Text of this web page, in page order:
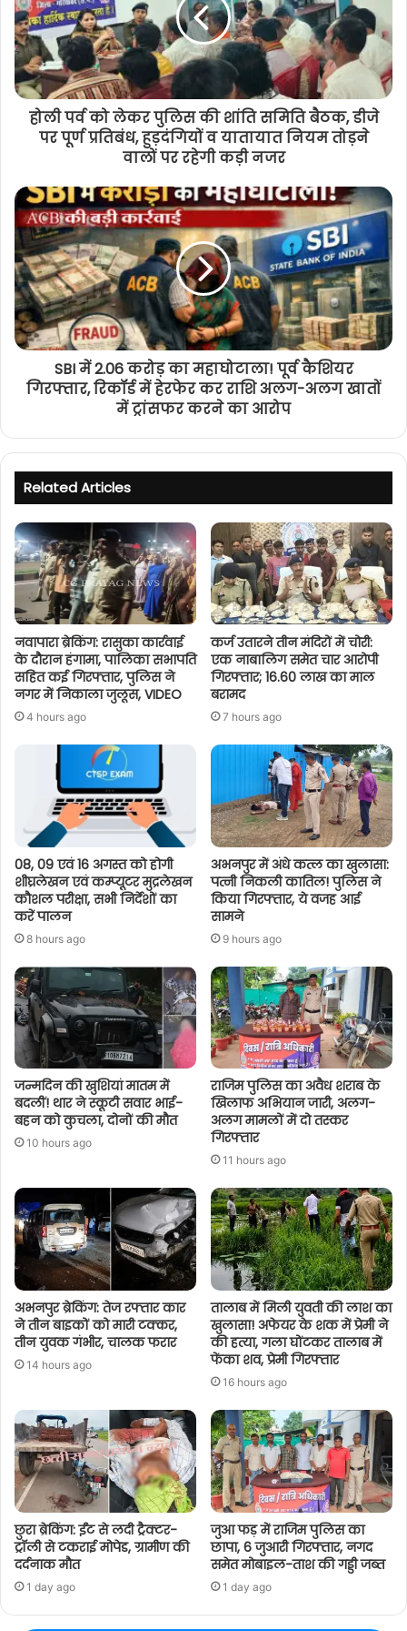
होली पर्व को लेकर पुलिस की शांति समिति बैठक, डीजे
पर पूर्ण प्रतिबंध, हुड़दंगियों व यातायात नियम तोड़ने
वालों पर रहेगी कड़ी नजर
SBI में 2.06 करोड़ का महाघोटाला! पूर्व कैशियर
गिरफ्तार, रिकॉर्ड में हेरफेर कर राशि अलग-अलग खातों
में ट्रांसफर करने का आरोप
Related Articles
नवापारा ब्रेकिंग: रासुका कार्रवाई
के दौरान हंगामा, पालिका सभापति
सहित कई गिरफ्तार, पुलिस ने
नगर में निकाला जुलूस, VIDEO
4 hours ago
कर्ज उतारने तीन मंदिरों में चोरी:
एक नाबालिग समेत चार आरोपी
गिरफ्तार; 16.60 लाख का माल
बरामद
7 hours ago
08, 09 एवं 16 अगस्त को होगी
शीघ्रलेखन एवं कम्प्यूटर मुद्रलेखन
कौशल परीक्षा, सभी निर्देशों का
करें पालन
8 hours ago
अभनपुर में अंधे कत्ल का खुलासा:
पत्नी निकली कातिल! पुलिस ने
किया गिरफ्तार, ये वजह आई
सामने
9 hours ago
जन्मदिन की खुशियां मातम में
बदलीं! थार ने स्कूटी सवार भाई-
बहन को कुचला, दोनों की मौत
10 hours ago
राजिम पुलिस का अवैध शराब के
खिलाफ अभियान जारी, अलग-
अलग मामलों में दो तस्कर
गिरफ्तार
11 hours ago
अभनपुर ब्रेकिंग: तेज रफ्तार कार
ने तीन बाइकों को मारी टक्कर,
तीन युवक गंभीर, चालक फरार
14 hours ago
तालाब में मिली युवती की लाश का
खुलासा! अफेयर के शक में प्रेमी ने
की हत्या, गला घोंटकर तालाब में
फेंका शव, प्रेमी गिरफ्तार
16 hours ago
छुरा ब्रेकिंग: ईंट से लदी ट्रैक्टर-
ट्रॉली से टकराई मोपेड, ग्रामीण की
दर्दनाक मौत
1 day ago
जुआ फड़ में राजिम पुलिस का
छापा, 6 जुआरी गिरफ्तार, नगद
समेत मोबाइल-ताश की गड्डी जब्त
1 day ago